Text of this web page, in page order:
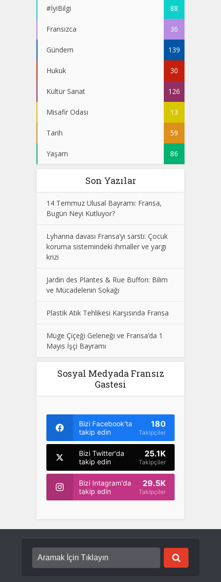
#İyiBilgi 88
Fransızca 36
Gündem 139
Hukuk 30
Kültür Sanat 126
Misafir Odası 13
Tarih 59
Yaşam 86
Son Yazılar
14 Temmuz Ulusal Bayramı: Fransa,
Bugün Neyi Kutluyor?
Lyhanna davası Fransa’yı sarstı: Çocuk
koruma sistemindeki ihmaller ve yargı
krizi
Jardin des Plantes & Rue Buffon: Bilim
ve Mücadelenin Sokağı
Plastik Atık Tehlikesi Karşısında Fransa
Müge Çiçeği Geleneği ve Fransa’da 1
Mayıs İşçi Bayramı
Sosyal Medyada Fransız
Gastesi
Bizi Facebook'ta
takip edin
180
Takipçiler
Bizi Twitter'da
takip edin
25.1K
Takipçiler
Bizi Intagram'da
takip edin
29.5K
Takipçiler